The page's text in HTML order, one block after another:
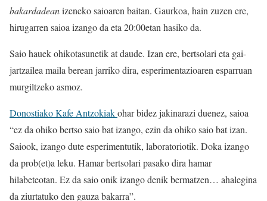
bakardadeanizeneko saioaren baitan. Gaurkoa, hain zuzen ere,
hirugarren saioa izango da eta 20:00etan hasiko da.
Saio hauek ohikotasunetik at daude. Izan ere, bertsolari eta gai-
jartzailea maila berean jarriko dira, esperimentazioaren esparruan
murgiltzeko asmoz.
Donostiako Kafe Antzokiakohar bidez jakinarazi duenez, saioa
“ez da ohiko bertso saio bat izango, ezin da ohiko saio bat izan.
Saiook, izango dute esperimentutik, laboratoriotik. Doka izango
da prob(et)a leku. Hamar bertsolari pasako dira hamar
hilabeteotan. Ez da saio onik izango denik bermatzen… ahalegina
da ziurtatuko den gauza bakarra”.